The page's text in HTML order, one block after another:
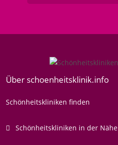
Über schoenheitsklinik.info
Schönheitskliniken finden
Schönheitskliniken in der Nähe